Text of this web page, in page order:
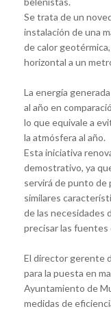
Se trata de un
instalación de una
de calor
horizontal a un
La energía
al año en
lo que equivale a
la atmósfera al año.
Esta iniciativa
demostrativo, ya
servirá de punto
similares
de las necesidades
precisar las fuentes
El director gerente
para la puesta en
Ayuntamiento de
medidas de